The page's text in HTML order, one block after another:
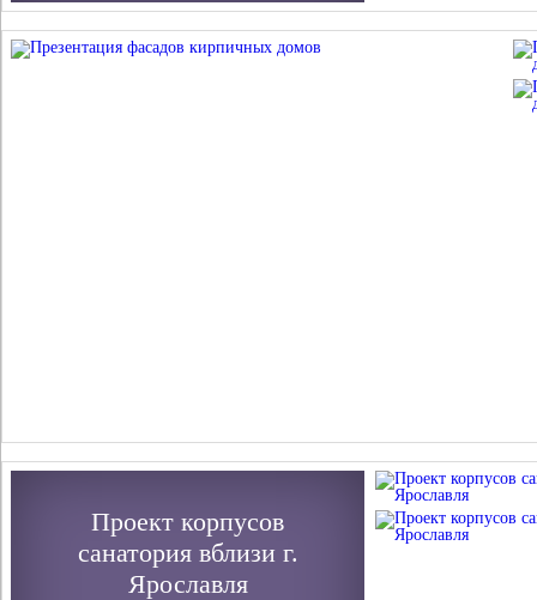
Проект корпусов
санатория вблизи г.
Ярославля